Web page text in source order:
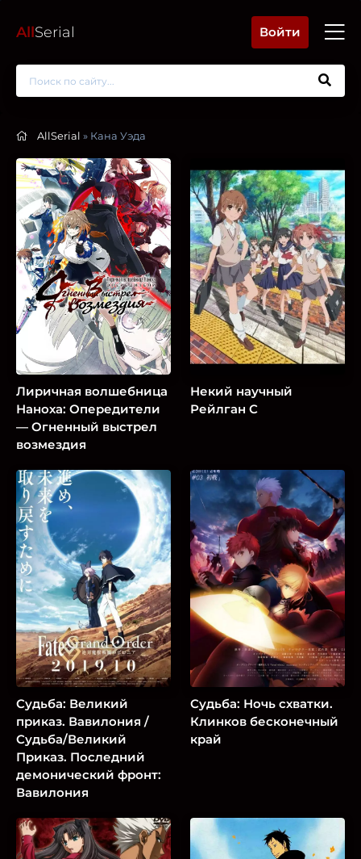
AllSerial Войти
AllSerial » Кана Уэда
Лиричная волшебница
Наноха: Опередители
— Огненный выстрел
возмездия
Некий научный
Рейлган С
Судьба: Великий
приказ. Вавилония /
Судьба/Великий
Приказ. Последний
демонический фронт:
Вавилония
Судьба: Ночь схватки.
Клинков бесконечный
край